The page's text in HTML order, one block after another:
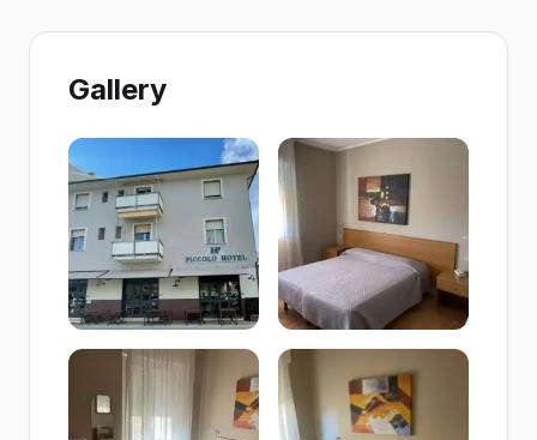
Gallery